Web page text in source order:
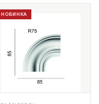
НОВИНКА